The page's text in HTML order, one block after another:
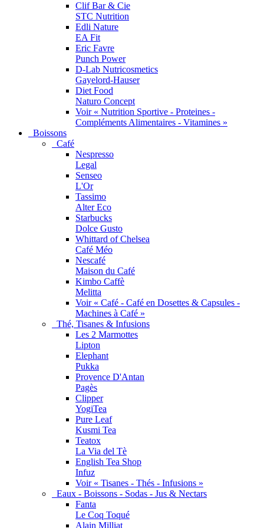
Clif Bar & Cie
STC Nutrition
Edli Nature
EA Fit
Eric Favre
Punch Power
D-Lab Nutricosmetics
Gayelord-Hauser
Diet Food
Naturo Concept
Voir « Nutrition Sportive - Proteines -
Compléments Alimentaires - Vitamines »
Boissons
Café
Nespresso
Legal
Senseo
L'Or
Tassimo
Alter Eco
Starbucks
Dolce Gusto
Whittard of Chelsea
Café Méo
Nescafé
Maison du Café
Kimbo Caffè
Melitta
Voir « Café - Café en Dosettes & Capsules -
Machines à Café »
Thé, Tisanes & Infusions
Les 2 Marmottes
Lipton
Elephant
Pukka
Provence D'Antan
Pagès
Clipper
YogiTea
Pure Leaf
Kusmi Tea
Teatox
La Via del Tè
English Tea Shop
Infuz
Voir « Tisanes - Thés - Infusions »
Eaux - Boissons - Sodas - Jus & Nectars
Fanta
Le Coq Toqué
Alain Milliat